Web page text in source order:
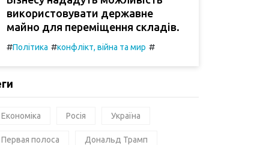
використовувати державне
майно для переміщення складів.
#Політика #конфлікт, війна та мир #
Економіка Росія Україна
Первая полоса Дональд Трамп